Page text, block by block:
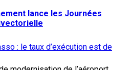
lance les Journées
: le taux d’exécution est de